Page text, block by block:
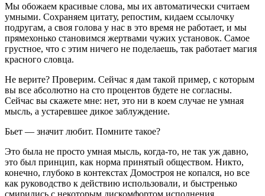
Мы обожаем красивые слова, мы их автоматически считаем
умными. Сохраняем цитату, репостим, кидаем ссылочку
подругам, а своя голова у нас в это время не работает, и мы
прямехонько становимся жертвами чужих установок. Самое
грустное, что с этим ничего не поделаешь, так работает магия
красного словца.
Не верите? Проверим. Сейчас я дам такой пример, с которым
вы все абсолютно на сто процентов будете не согласны.
Сейчас вы скажете мне: нет, это ни в коем случае не умная
мысль, а устаревшее дикое заблуждение.
Бьет — значит любит. Помните такое?
Это была не просто умная мысль, когда-то, не так уж давно,
это был принцип, как норма принятый обществом. Никто,
конечно, глубоко в контекстах Домостроя не копался, но все
как руководство к действию использовали, и быстренько
смирились с некоторым дискомфортом исполнения.